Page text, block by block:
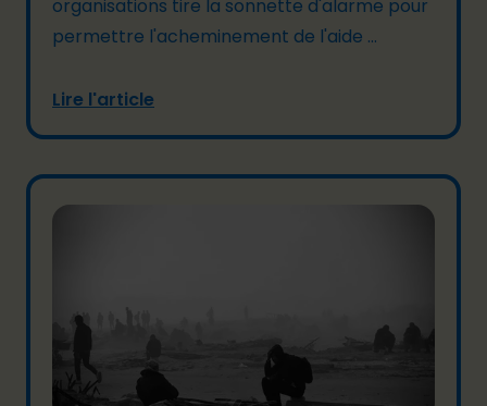
organisations tire la sonnette d'alarme pour
permettre l'acheminement de l'aide ...
Lire l'article